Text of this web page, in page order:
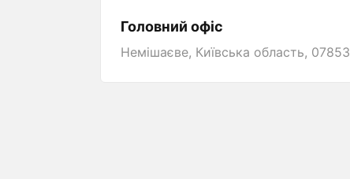
Головний офіс
Немішаєве, Київська область, 07853